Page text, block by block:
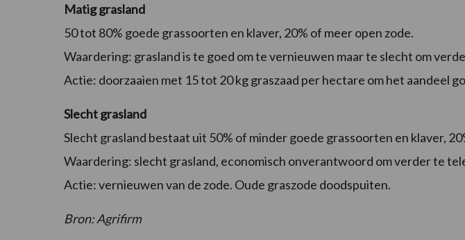
Matig grasland
50 tot 80% goede grassoorten en klaver, 20% of meer open zode.
Waardering: grasland is te goed om te vernieuwen maar te slecht om
Actie: doorzaaien met 15 tot 20 kg graszaad per hectare om het aandeel
Slecht grasland
Slecht grasland bestaat uit 50% of minder goede grassoorten en klaver,
Waardering: slecht grasland, economisch onverantwoord om verder te
Actie: vernieuwen van de zode. Oude graszode doodspuiten.
Bron: Agrifirm